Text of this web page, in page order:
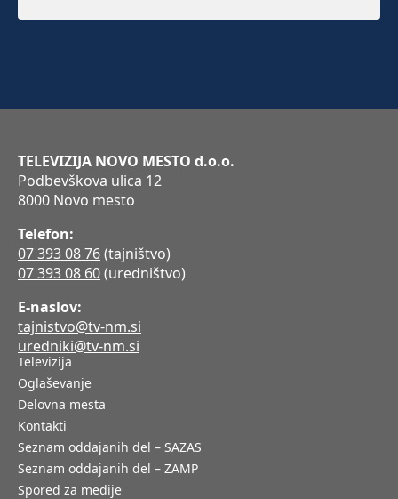
TELEVIZIJA NOVO MESTO d.o.o.
Podbevškova ulica 12
8000 Novo mesto
Telefon:
07 393 08 76(tajništvo)
07 393 08 60(uredništvo)
E-naslov:
tajnistvo@tv-nm.si
uredniki@tv-nm.si
Televizija
Oglaševanje
Delovna mesta
Kontakti
Seznam oddajanih del – SAZAS
Seznam oddajanih del – ZAMP
Spored za medije